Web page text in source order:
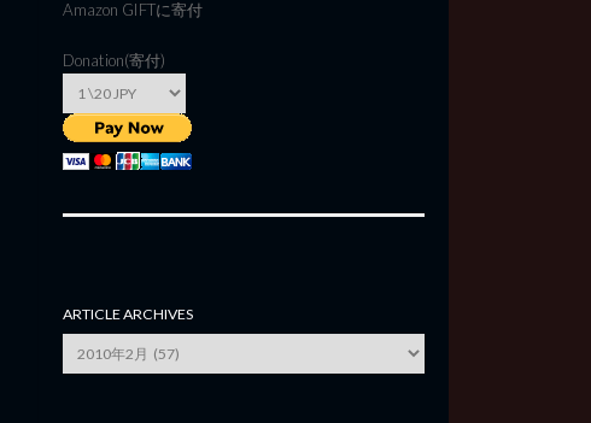
Amazon GIFTに寄付
Donation(寄付)
ARTICLE ARCHIVES
Archives